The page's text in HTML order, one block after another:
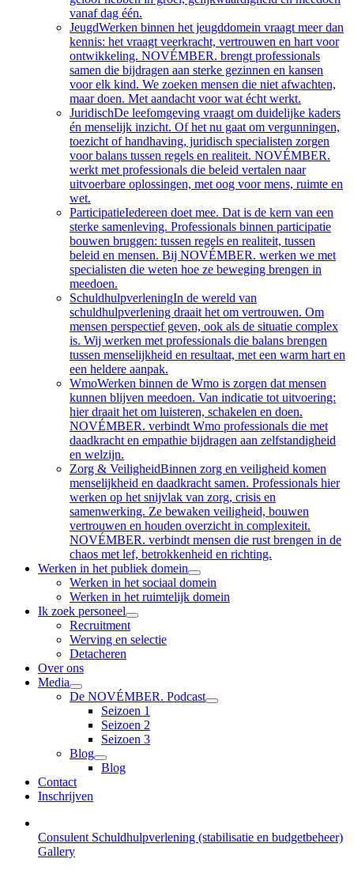
vanaf dag één.
JeugdWerken binnen het jeugddomein vraagt meer dan
kennis: het vraagt veerkracht, vertrouwen en hart voor
ontwikkeling. NOVÉMBER. brengt professionals
samen die bijdragen aan sterke gezinnen en kansen
voor elk kind. We zoeken mensen die niet afwachten,
maar doen. Met aandacht voor wat écht werkt.
JuridischDe leefomgeving vraagt om duidelijke kaders
én menselijk inzicht. Of het nu gaat om vergunningen,
toezicht of handhaving, juridisch specialisten zorgen
voor balans tussen regels en realiteit. NOVÉMBER.
werkt met professionals die beleid vertalen naar
uitvoerbare oplossingen, met oog voor mens, ruimte en
wet.
ParticipatieIedereen doet mee. Dat is de kern van een
sterke samenleving. Professionals binnen participatie
bouwen bruggen: tussen regels en realiteit, tussen
beleid en mensen. Bij NOVÉMBER. werken we met
specialisten die weten hoe ze beweging brengen in
meedoen.
SchuldhulpverleningIn de wereld van
schuldhulpverlening draait het om vertrouwen. Om
mensen perspectief geven, ook als de situatie complex
is. Wij werken met professionals die balans brengen
tussen menselijkheid en resultaat, met een warm hart en
een heldere aanpak.
WmoWerken binnen de Wmo is zorgen dat mensen
kunnen blijven meedoen. Van indicatie tot uitvoering:
hier draait het om luisteren, schakelen en doen.
NOVÉMBER. verbindt Wmo professionals die met
daadkracht en empathie bijdragen aan zelfstandigheid
en welzijn.
Zorg & VeiligheidBinnen zorg en veiligheid komen
menselijkheid en daadkracht samen. Professionals hier
werken op het snijvlak van zorg, crisis en
samenwerking. Ze bewaken veiligheid, bouwen
vertrouwen en houden overzicht in complexiteit.
NOVÉMBER. verbindt mensen die rust brengen in de
chaos met lef, betrokkenheid en richting.
Werken in het publiek domein
Werken in het sociaal domein
Werken in het ruimtelijk domein
Ik zoek personeel
Recruitment
Werving en selectie
Detacheren
Over ons
Media
De NOVÉMBER. Podcast
Seizoen 1
Seizoen 2
Seizoen 3
Blog
Blog
Contact
Inschrijven
Consulent Schuldhulpverlening (stabilisatie en budgetbeheer)
Gallery